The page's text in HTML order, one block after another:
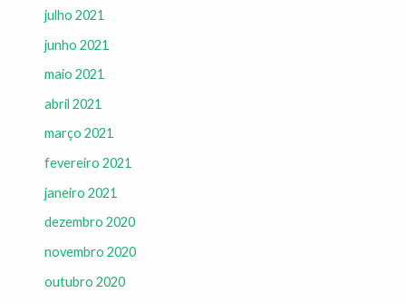
julho 2021
junho 2021
maio 2021
abril 2021
março 2021
fevereiro 2021
janeiro 2021
dezembro 2020
novembro 2020
outubro 2020